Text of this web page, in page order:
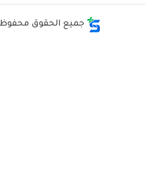
جميع الحقوق محفوظة ©